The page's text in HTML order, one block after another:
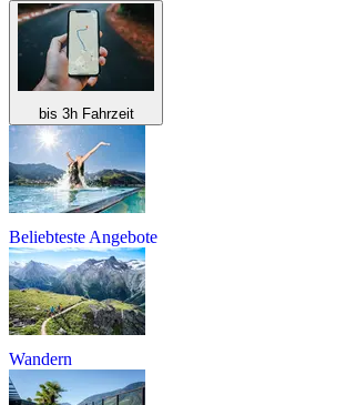
bis 3h Fahrzeit
Beliebteste Angebote
Wandern